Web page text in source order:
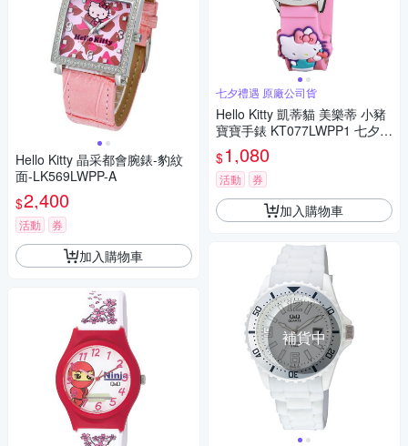
Hello Kitty 晶采都會腕錶-豹紋
面-LK569LWPP-A
$2,400
活動 券
加入購物車
七夕禮遇 原廠公司貨
Hello Kitty 凱蒂貓 美樂蒂 小豬
寶寶手錶 KT077LWPP1 七夕寵
愛季 送禮推薦
$1,080
活動 券
加入購物車
補貨中